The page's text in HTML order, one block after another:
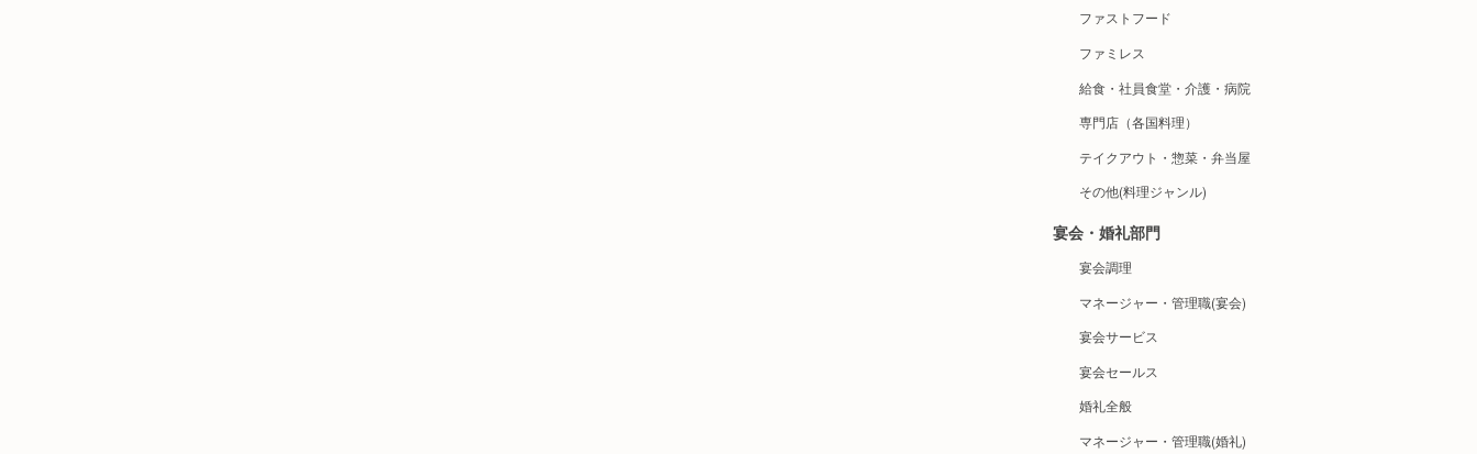
ファストフード
ファミレス
給食・社員食堂・介護・病院
専門店（各国料理）
テイクアウト・惣菜・弁当屋
その他(料理ジャンル)
宴会・婚礼部門
宴会調理
マネージャー・管理職(宴会)
宴会サービス
宴会セールス
婚礼全般
マネージャー・管理職(婚礼)